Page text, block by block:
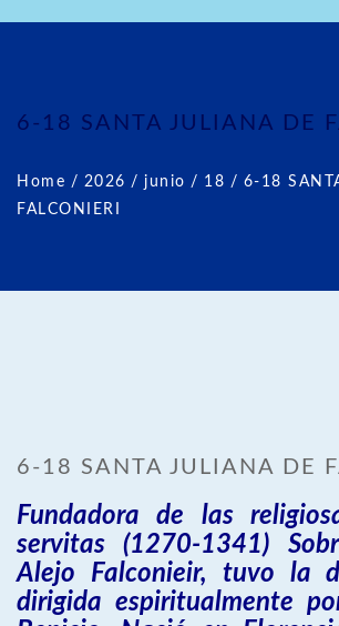
6-18 SANTA JULIANA DE
Home / 2026 / junio / 18 / 6-18
FALCONIERI
6-18 SANTA JULIANA DE
Fundadora de las
servitas (1270-1341)
Alejo Falconieir, tuvo la
dirigida espiritualmente